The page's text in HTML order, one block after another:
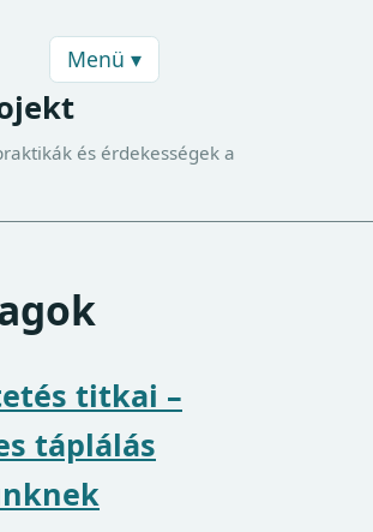
Menü ▾
és érdekességek a
titkai –
táplálás